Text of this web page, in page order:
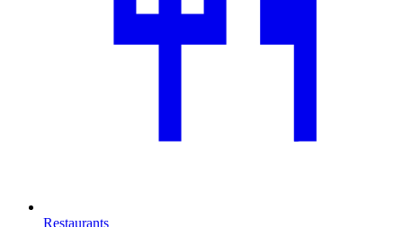
Restaurants